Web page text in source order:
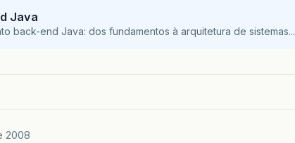
Java
back-end Java: dos fundamentos à arquitetura de sistemas...
2008